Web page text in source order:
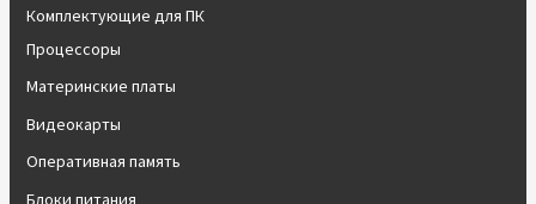
Комплектующие для ПК
Процессоры
Материнские платы
Видеокарты
Оперативная память
Блоки питания